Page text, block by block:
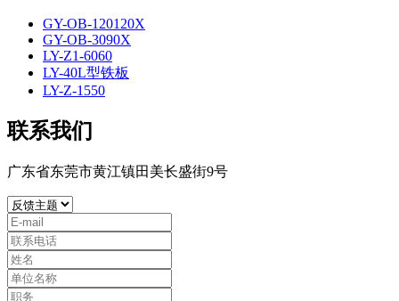
GY-OB-120120X
GY-OB-3090X
LY-Z1-6060
LY-40L型铁板
LY-Z-1550
联系我们
广东省东莞市黄江镇田美长盛街9号